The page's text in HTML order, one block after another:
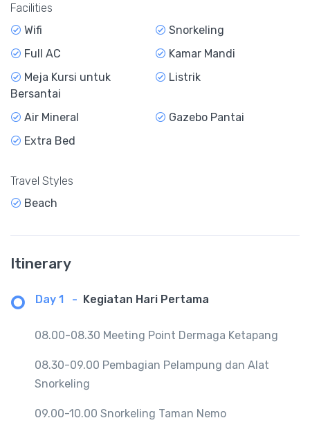
Facilities
Wifi
Snorkeling
Full AC
Kamar Mandi
Meja Kursi untuk
Bersantai
Listrik
Air Mineral
Gazebo Pantai
Extra Bed
Travel Styles
Beach
Itinerary
Day 1 - Kegiatan Hari Pertama
08.00-08.30 Meeting Point Dermaga Ketapang
08.30-09.00 Pembagian Pelampung dan Alat
Snorkeling
09.00-10.00 Snorkeling Taman Nemo